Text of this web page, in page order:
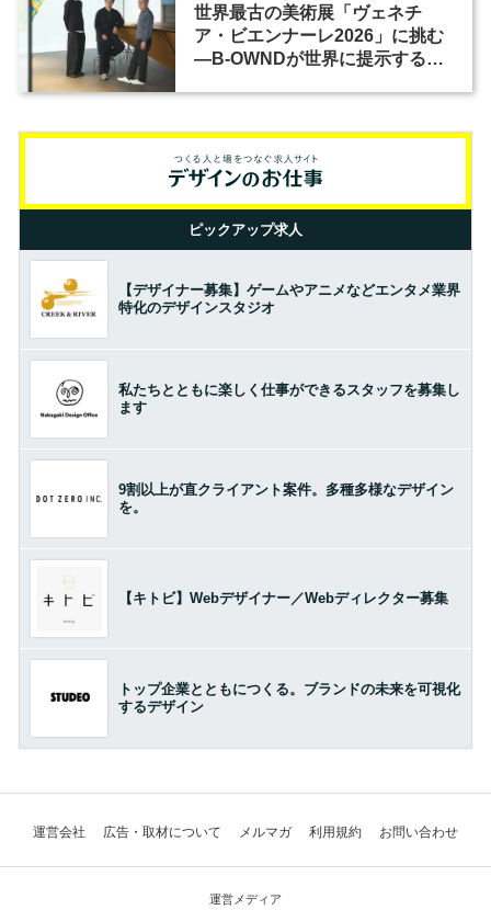
世界最古の美術展「ヴェネチ
ア・ビエンナーレ2026」に挑む
―B-OWNDが世界に提示する美
ピックアップ求人
【デザイナー募集】ゲームやアニメなどエンタメ業界
特化のデザインスタジオ
私たちとともに楽しく仕事ができるスタッフを募集し
ます
9割以上が直クライアント案件。多種多様なデザイン
を。
【キトビ】Webデザイナー／Webディレクター募集
トップ企業とともにつくる。ブランドの未来を可視化
するデザイン
運営会社 広告・取材について メルマガ 利用規約 お問い合わせ
運営メディア